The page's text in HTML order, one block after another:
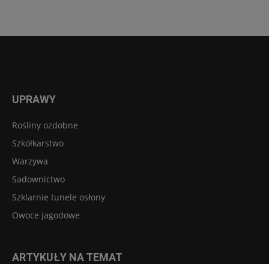
UPRAWY
Rośliny ozdobne
Szkółkarstwo
Warzywa
Sadownictwo
Szklarnie tunele osłony
Owoce jagodowe
ARTYKUŁY NA TEMAT